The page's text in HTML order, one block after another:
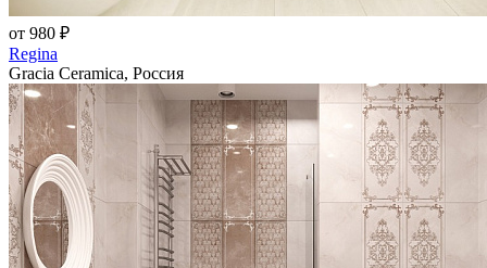
от 980 ₽
Regina
Gracia Ceramica, Россия